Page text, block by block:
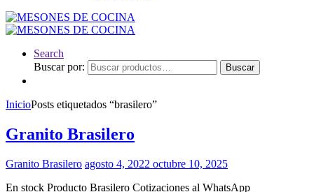
Search
Buscar por:
Buscar
InicioPosts etiquetados “brasilero”
Granito Brasilero
Granito Brasilero agosto 4, 2022 octubre 10, 2025
En stock Producto Brasilero Cotizaciones al WhatsApp